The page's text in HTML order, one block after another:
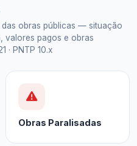
obras públicas — situação
valores pagos e obras
· PNTP 10.x
Obras Paralisadas